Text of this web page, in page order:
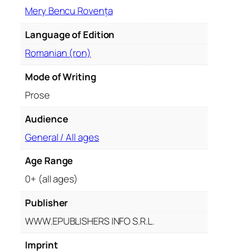
l
e
Mery Bencu Rovența
Language of Edition
Romanian (ron)
Mode of Writing
Prose
Audience
General / All ages
Age Range
0+ (all ages)
Publisher
WWW.EPUBLISHERS INFO S.R.L.
Imprint